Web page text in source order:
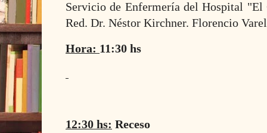
Servicio de Enfermería del Hospital
Red. Dr. Néstor Kirchner. Florencio
Hora: 11:30 hs
12:30 hs: Receso